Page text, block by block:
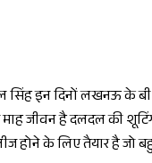
सिंह इन दिनों लखनऊ
जीवन है दलदल की
होने के लिए तैयार है